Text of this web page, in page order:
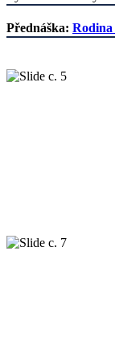
Přednáška: Rodina